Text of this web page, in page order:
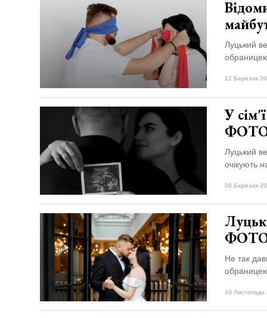
Луцький
12 Березня
У
Луцький
очікують
08 Березня
Не так
10 Листопада